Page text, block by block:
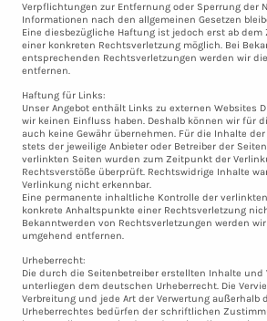
Verpflichtungen zur Entfernung oder Sperrung der
Informationen nach den allgemeinen Gesetzen
Eine diesbezügliche Haftung ist jedoch erst ab
einer konkreten Rechtsverletzung möglich. Bei
entsprechenden Rechtsverletzungen werden wir
entfernen.
Haftung für Links:
Unser Angebot enthält Links zu externen Websites
wir keinen Einfluss haben. Deshalb können wir für
auch keine Gewähr übernehmen. Für die Inhalte
stets der jeweilige Anbieter oder Betreiber der
verlinkten Seiten wurden zum Zeitpunkt der
Rechtsverstöße überprüft. Rechtswidrige Inhalte
Verlinkung nicht erkennbar.
Eine permanente inhaltliche Kontrolle der
konkrete Anhaltspunkte einer Rechtsverletzung
Bekanntwerden von Rechtsverletzungen werden
umgehend entfernen.
Urheberrecht:
Die durch die Seitenbetreiber erstellten Inhalte und
unterliegen dem deutschen Urheberrecht. Die
Verbreitung und jede Art der Verwertung außerhalb
Urheberrechtes bedürfen der schriftlichen